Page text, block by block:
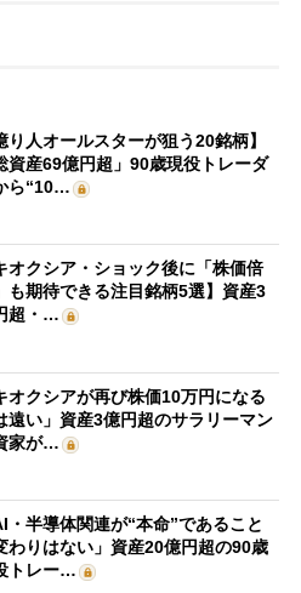
り人オールスターが狙う20銘柄】
資産69億円超」90歳現役トレーダ
ら“10…
オクシア・ショック後に「株価倍
も期待できる注目銘柄5選】資産3
超・…
オクシアが再び株価10万円になる
遠い」資産3億円超のサラリーマン
家が…
・半導体関連が“本命”であること
わりはない」資産20億円超の90歳
トレー…